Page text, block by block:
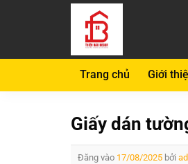
dung
Trang chủ Giới
Giấy dán
Đăng vào 17/08/2025 bởi